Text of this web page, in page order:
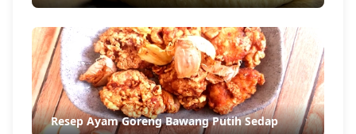
Resep Ayam Goreng Bawang Putih Sedap